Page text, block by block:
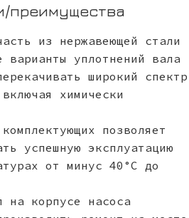
преимущества
из нержавеющей стали
варианты уплотнений вала
широкий спектр
химически
позволяет
успешную эксплуатацию
от минус 40°С до
на корпусе насоса